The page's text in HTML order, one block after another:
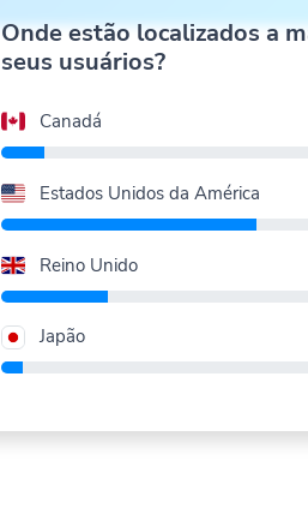
Onde estão localizados a
seus usuários?
Canadá
Estados Unidos da América
Japão